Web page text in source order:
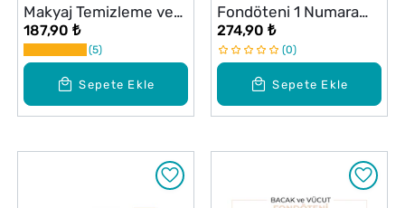
Sepete Ekle
Makyaj Temizleme ve
Nemlendirici Bakım
Sütü 215 ml
187,90 ₺
5
Sepete Ekle
Fondöteni 1 Numara
Light 75 ml
274,90 ₺
0